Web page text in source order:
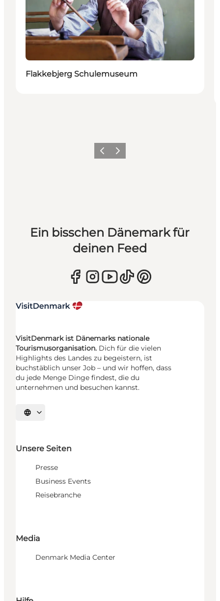
Flakkebjerg Schulemuseum
ZurückWeiter
Ein bisschen Dänemark für
deinen Feed
VisitDenmark ist Dänemarks nationale
Tourismusorganisation. Dich für die vielen
Highlights des Landes zu begeistern, ist
buchstäblich unser Job – und wir hoffen, dass
du jede Menge Dinge findest, die du
unternehmen und besuchen kannst.
Sprache auswählen
Unsere Seiten
Presse
Business Events
Reisebranche
Media
Denmark Media Center